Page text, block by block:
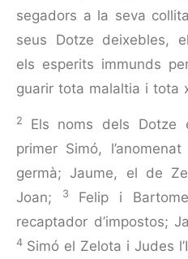
segadors a la seva
seus Dotze deixebles,
els esperits immunds
guarir tota malaltia i tota
2 Els noms dels Dotze
primer Simó,
germà; Jaume, el de
Joan;
3 Felip i
recaptador d’impostos;
4 Simó el Zelota i Judes